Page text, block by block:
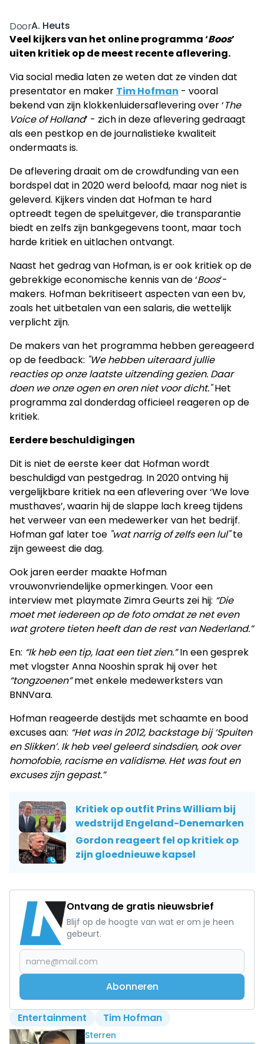
DoorA. Heuts
Veel kijkers van het online programma ‘Boos’
uiten kritiek op de meest recente aflevering.
Via social media laten ze weten dat ze vinden dat
presentator en maker Tim Hofman - vooral
bekend van zijn klokkenluidersaflevering over ‘The
Voice of Holland’ - zich in deze aflevering gedraagt
als een pestkop en de journalistieke kwaliteit
ondermaats is.
De aflevering draait om de crowdfunding van een
bordspel dat in 2020 werd beloofd, maar nog niet is
geleverd. Kijkers vinden dat Hofman te hard
optreedt tegen de speluitgever, die transparantie
biedt en zelfs zijn bankgegevens toont, maar toch
harde kritiek en uitlachen ontvangt.
Naast het gedrag van Hofman, is er ook kritiek op de
gebrekkige economische kennis van de ‘Boos’-
makers. Hofman bekritiseert aspecten van een bv,
zoals het uitbetalen van een salaris, die wettelijk
verplicht zijn.
De makers van het programma hebben gereageerd
op de feedback: "We hebben uiteraard jullie
reacties op onze laatste uitzending gezien. Daar
doen we onze ogen en oren niet voor dicht."Het
programma zal donderdag officieel reageren op de
kritiek.
Eerdere beschuldigingen
Dit is niet de eerste keer dat Hofman wordt
beschuldigd van pestgedrag. In 2020 ontving hij
vergelijkbare kritiek na een aflevering over ‘We love
musthaves’, waarin hij de slappe lach kreeg tijdens
het verweer van een medewerker van het bedrijf.
Hofman gaf later toe "wat narrig of zelfs een lul"te
zijn geweest die dag.
Ook jaren eerder maakte Hofman
vrouwonvriendelijke opmerkingen. Voor een
interview met playmate Zimra Geurts zei hij: “Die
moet met iedereen op de foto omdat ze net even
wat grotere tieten heeft dan de rest van Nederland.”
En: “Ik heb een tip, laat een tiet zien.”In een gesprek
met vlogster Anna Nooshin sprak hij over het
“tongzoenen”met enkele medewerksters van
BNNVara.
Hofman reageerde destijds met schaamte en bood
excuses aan: “Het was in 2012, backstage bij ‘Spuiten
en Slikken’. Ik heb veel geleerd sindsdien, ook over
homofobie, racisme en validisme. Het was fout en
excuses zijn gepast.”
Kritiek op outfit Prins William bij
wedstrijd Engeland-Denemarken
Gordon reageert fel op kritiek op
zijn gloednieuwe kapsel
Ontvang de gratis nieuwsbrief
Blijf op de hoogte van wat er om je heen
gebeurt.
Abonneren
Entertainment Tim Hofman
Lees ook
Sterren